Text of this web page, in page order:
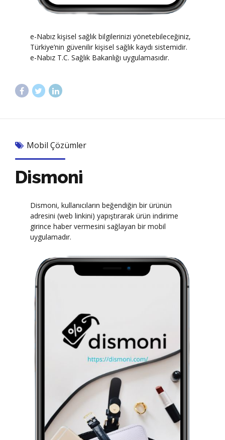
e-Nabız kişisel sağlık bilgilerinizi yönetebileceğiniz,
Türkiye’nin güvenilir kişisel sağlık kaydı sistemidir.
e-Nabız T.C. Sağlık Bakanlığı uygulamasıdır.
Mobil Çözümler
Dismoni
Dismoni, kullanıcıların beğendiğin bir ürünün
adresini (web linkini) yapıştırarak ürün indirime
girince haber vermesini sağlayan bir mobil
uygulamadır.